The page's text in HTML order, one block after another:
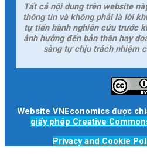
Tất cả nội dung trên website
thông tin và không phải là lời
tự tiến hành nghiên cứu trước
ảnh hưởng đến bản thân hay
sàng tự chịu trách nhiệm
Website VNEconomics được
giấy phép Creative
Privacy and Cookie